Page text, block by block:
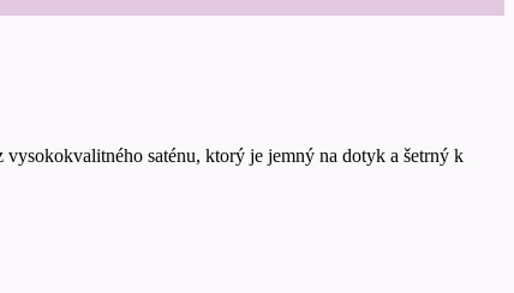
saténu, ktorý je jemný na dotyk a šetrný k